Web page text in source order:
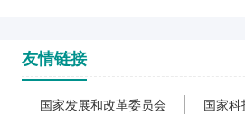
友情链接
国家发展和改革委员会 国家科